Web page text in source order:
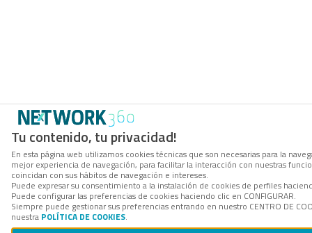
Tu contenido, tu privacidad!
En esta página web utilizamos cookies técnicas que son necesarias para la
mejor experiencia de navegación, para facilitar la interacción con nuestras
coincidan con sus hábitos de navegación e intereses.
Puede expresar su consentimiento a la instalación de cookies de perfiles
Puede configurar las preferencias de cookies haciendo clic en CONFIGURAR.
Siempre puede gestionar sus preferencias entrando en nuestro CENTRO DE
nuestra POLÍTICA DE COOKIES.